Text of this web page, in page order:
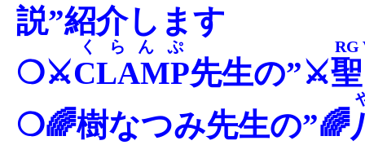
説”紹介します
❍⚔CLAMP
くらんぷ
先生の”⚔聖
RG
❍🌈樹なつみ先生の”🌈